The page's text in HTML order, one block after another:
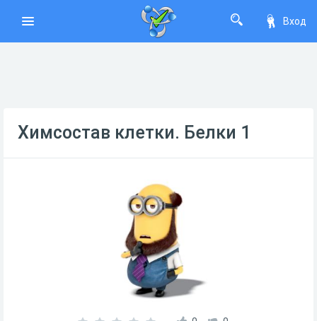
Вход
Химсостав клетки. Белки 1